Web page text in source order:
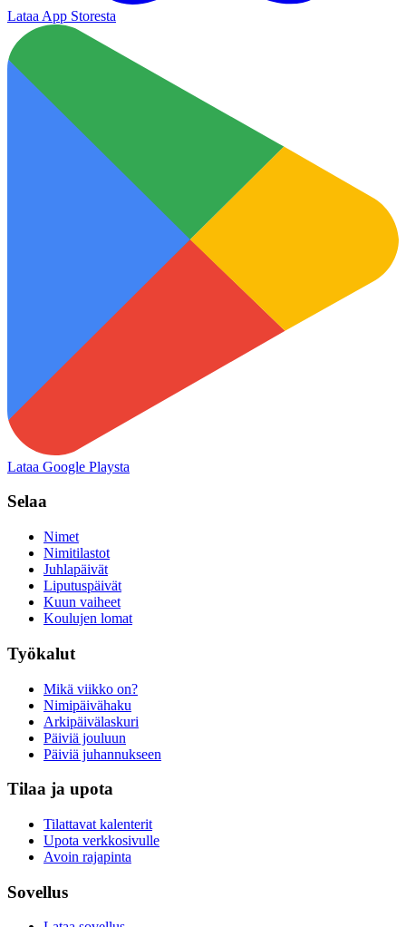
Lataa App Storesta
Lataa Google Playsta
Selaa
Nimet
Nimitilastot
Juhlapäivät
Liputuspäivät
Kuun vaiheet
Koulujen lomat
Työkalut
Mikä viikko on?
Nimipäivähaku
Arkipäivälaskuri
Päiviä jouluun
Päiviä juhannukseen
Tilaa ja upota
Tilattavat kalenterit
Upota verkkosivulle
Avoin rajapinta
Sovellus